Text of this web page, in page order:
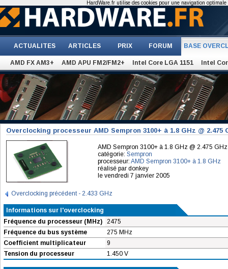
ACTUALITES ARTICLES PRIX FORUM BASE
AMD FX AM3+ AMD APU FM2/FM2+ Intel Core LGA 1151 Intel
Overclocking processeur AMD Sempron 3100+ à 1.8 GHz @ 2.475
AMD Sempron 3100+ à 1.8 GHz @ 2.475 GHz
catégorie: Sempron
processeur: AMD Sempron 3100+ à 1.8 GHz
réalisé par donkey
le vendredi 7 janvier 2005
Overclocking précédent - 2.433 GHz
Informations sur l'overclocking
Fréquence du processeur (MHz)
2475
Fréquence du bus système
275 MHz
Coefficient multiplicateur
9
Tension du processeur
1.450 V
HardWare.fr utilise des cookies pour une navigation